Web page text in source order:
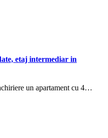
etaj intermediar in
un apartament cu 4…